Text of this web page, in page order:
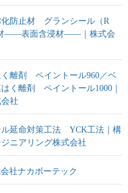
化防止材 グランシール（R
材――表面含浸材――｜株式会
離剤 ペイントール960／ベ
く離剤 ペイントール1000｜
社
ル延命対策工法 YCK工法｜構
ニアリング株式会社
社ナカボーテック